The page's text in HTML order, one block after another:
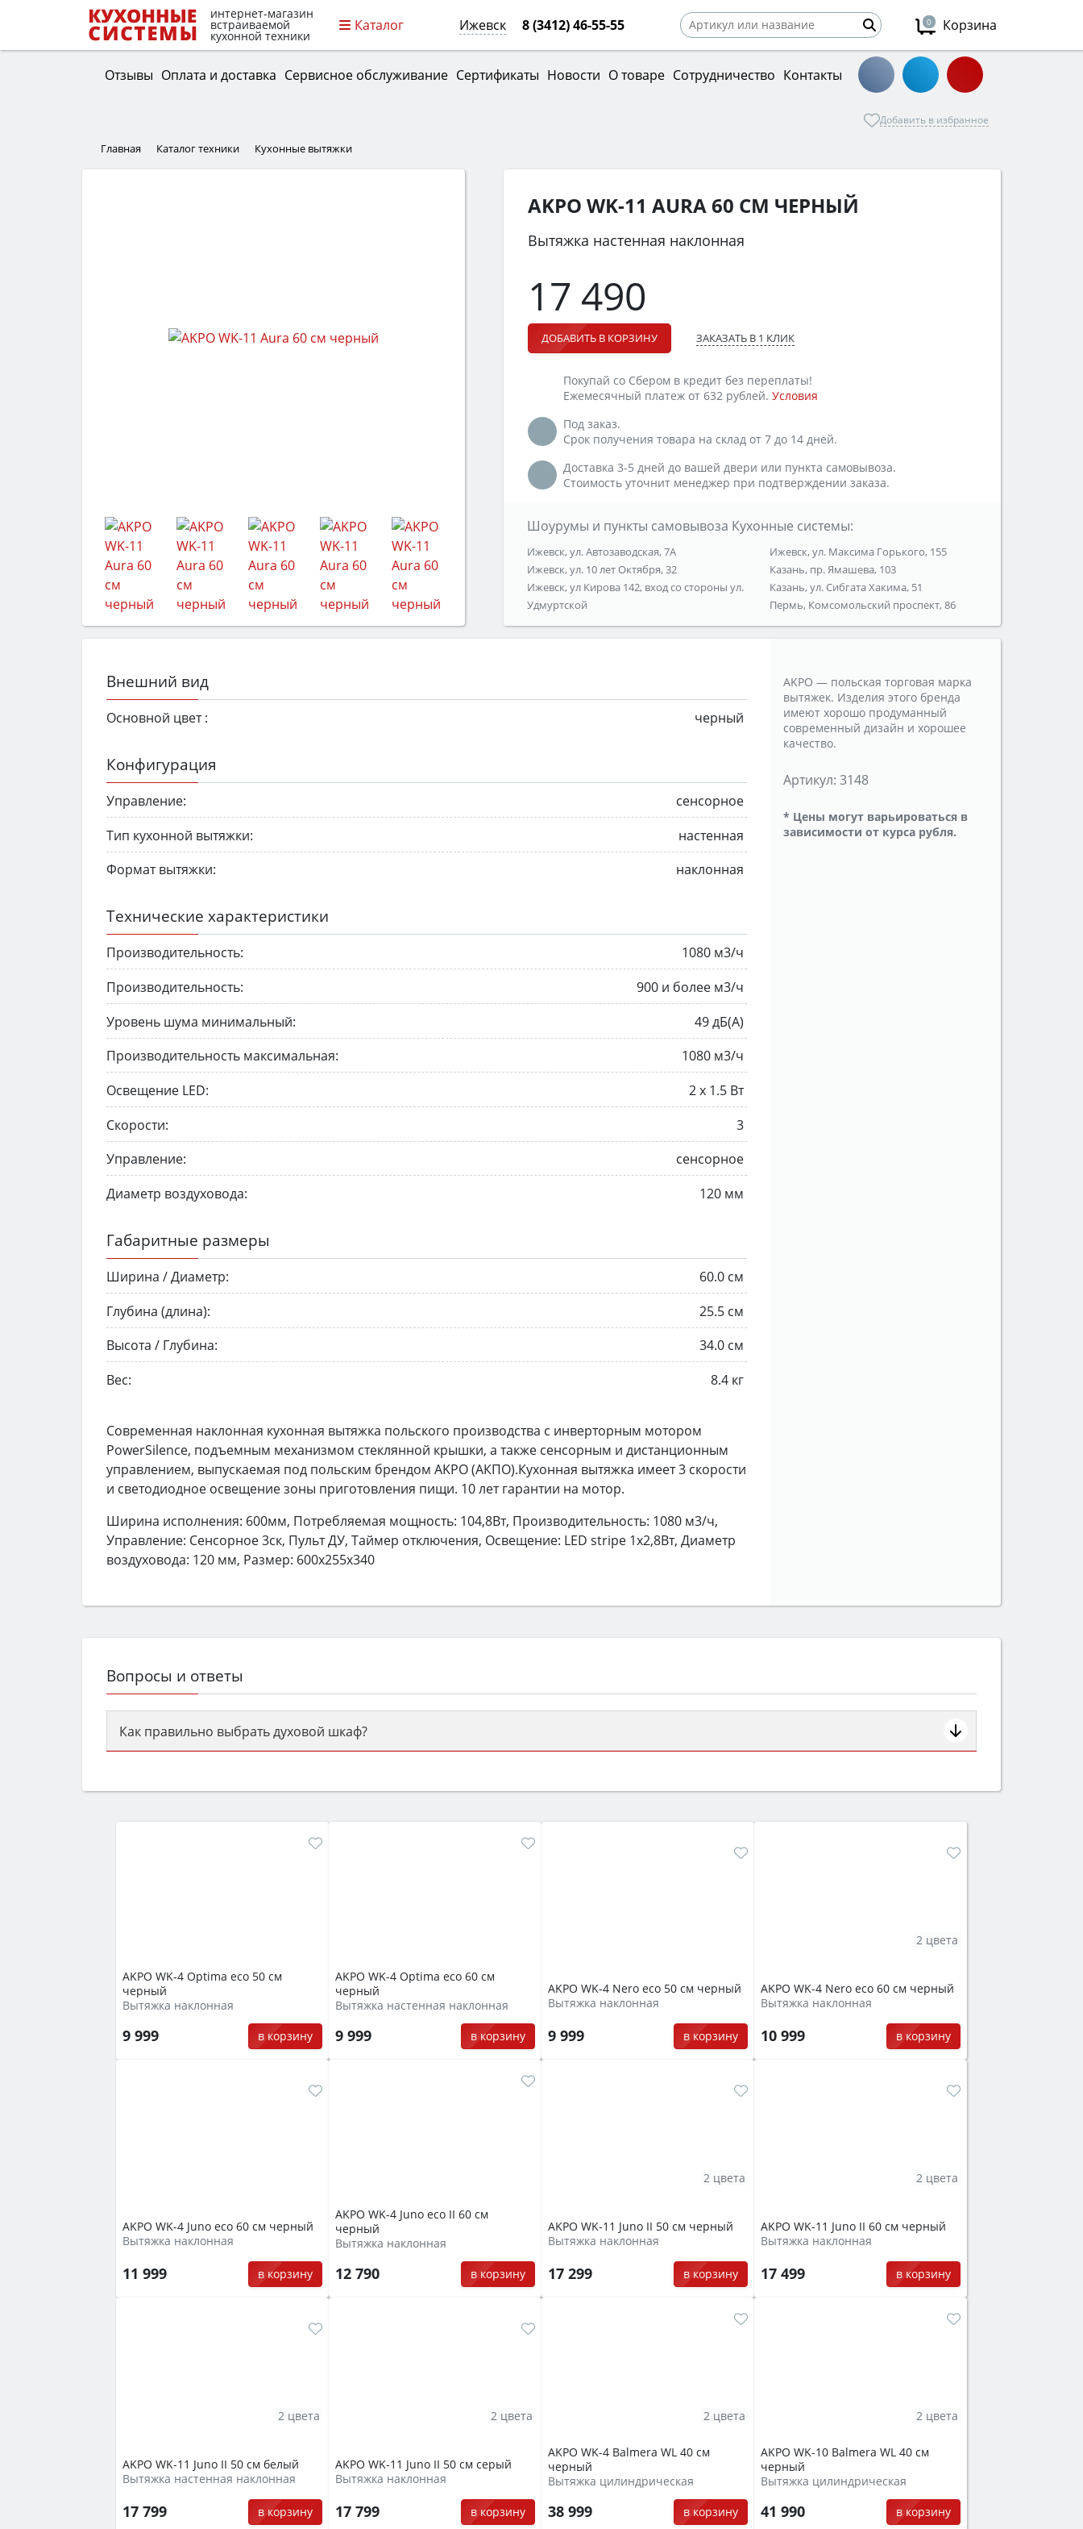
интернет-магазин
встраиваемой
кухонной техники
Каталог Ижевск 8 (3412) 46-55-55 0 Корзина
Отзывы Оплата и доставка Сервисное обслуживание Сертификаты Новости О товаре Сотрудничество Контакты
Добавить в избранное
Главная Каталог техники Кухонные вытяжки
AKPO WK-11 AURA 60 СМ ЧЕРНЫЙ
Вытяжка настенная наклонная
17 490
ДОБАВИТЬ В КОРЗИНУ ЗАКАЗАТЬ В 1 КЛИК
Покупай со Сбером в кредит без переплаты!
Ежемесячный платеж от 632 рублей. Условия
Под заказ.
Срок получения товара на склад от 7 до 14 дней.
Доставка 3-5 дней до вашей двери или пункта самовывоза.
Стоимость уточнит менеджер при подтверждении заказа.
Шоурумы и пункты самовывоза Кухонные системы:
Ижевск, ул. Автозаводская, 7А
Ижевск, ул. 10 лет Октября, 32
Ижевск, ул Кирова 142, вход со стороны ул.
Удмуртской
Ижевск, ул. Максима Горького, 155
Казань, пр. Ямашева, 103
Казань, ул. Сибгата Хакима, 51
Пермь, Комсомольский проспект, 86
Внешний вид
Основной цвет : черный
Конфигурация
Управление:
сенсорное
Тип кухонной вытяжки:
настенная
Формат вытяжки:
наклонная
Технические характеристики
Производительность:
1080 м3/ч
Производительность:
900 и более м3/ч
Уровень шума минимальный:
49 дБ(A)
Производительность максимальная:
1080 м3/ч
Освещение LED:
2 х 1.5 Вт
Скорости:
3
Управление:
сенсорное
Диаметр воздуховода:
120 мм
Габаритные размеры
Ширина / Диаметр:
60.0 см
Глубина (длина):
25.5 см
Высота / Глубина:
34.0 см
Вес:
8.4 кг
Современная наклонная кухонная вытяжка польского производства с инверторным мотором
PowerSilence, подъемным механизмом стеклянной крышки, а также сенсорным и дистанционным
управлением, выпускаемая под польским брендом AKPO (АКПО).Кухонная вытяжка имеет 3 скорости
и светодиодное освещение зоны приготовления пищи. 10 лет гарантии на мотор.
Ширина исполнения: 600мм, Потребляемая мощность: 104,8Вт, Производительность: 1080 м3/ч,
Управление: Сенсорное 3ск, Пульт ДУ, Таймер отключения, Освещение: LED stripe 1х2,8Вт, Диаметр
воздуховода: 120 мм, Размер: 600х255х340
AKPO — польская торговая марка
вытяжек. Изделия этого бренда
имеют хорошо продуманный
современный дизайн и хорошее
качество.
Артикул: 3148
* Цены могут варьироваться в
зависимости от курса рубля.
Вопросы и ответы
Как правильно выбрать духовой шкаф?
семьи, класс энергопотребления не ниже A и нужные функции (конвекция, гриль, самоочистка, защита от детей).
AKPO WK-4 Optima eco 50 см
черный
Вытяжка наклонная
9 999 в корзину
AKPO WK-4 Optima eco 60 см
черный
Вытяжка настенная наклонная
9 999 в корзину
AKPO WK-4 Nero eco 50 см черный
Вытяжка наклонная
9 999 в корзину
AKPO WK-4 Nero eco 60 см черный
Вытяжка наклонная
10 999 в корзину
2 цвета
AKPO WK-4 Juno eco 60 см черный
Вытяжка наклонная
11 999 в корзину
AKPO WK-4 Juno eco II 60 см
черный
Вытяжка наклонная
12 790 в корзину
AKPO WK-11 Juno II 50 см черный
Вытяжка наклонная
17 299 в корзину
2 цвета
AKPO WK-11 Juno II 60 см черный
Вытяжка наклонная
17 499 в корзину
2 цвета
AKPO WK-11 Juno II 50 см белый
Вытяжка настенная наклонная
17 799 в корзину
2 цвета
AKPO WK-11 Juno II 50 см серый
Вытяжка наклонная
17 799 в корзину
2 цвета
AKPO WK-4 Balmera WL 40 см
черный
Вытяжка цилиндрическая
38 999 в корзину
2 цвета
AKPO WK-10 Balmera WL 40 см
черный
Вытяжка цилиндрическая
41 990 в корзину
2 цвета